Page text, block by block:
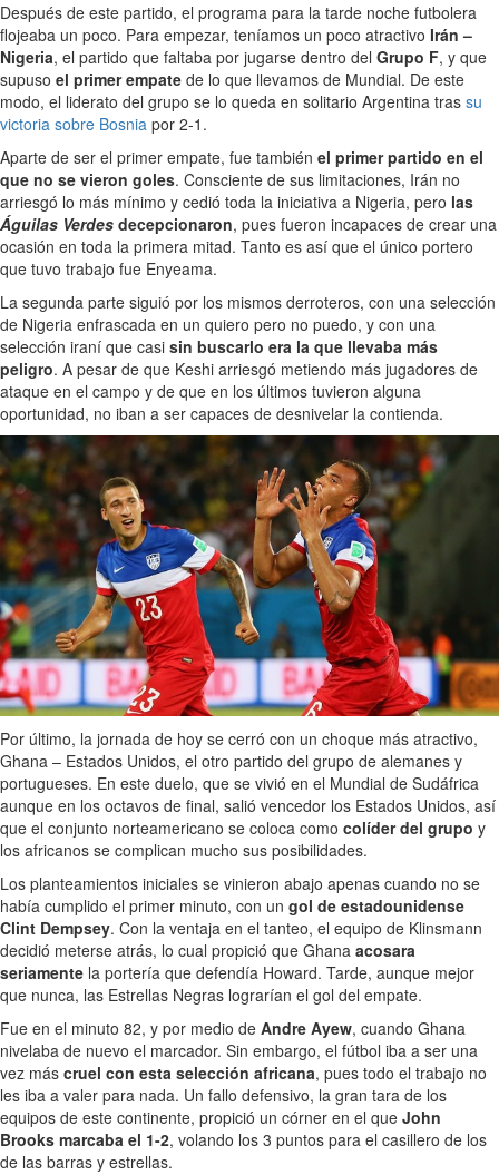
Después de este partido, el programa para la tarde noche futbolera
flojeaba un poco. Para empezar, teníamos un poco atractivo Irán –
Nigeria, el partido que faltaba por jugarse dentro del Grupo F, y que
supuso el primer empate de lo que llevamos de Mundial. De este
modo, el liderato del grupo se lo queda en solitario Argentina tras su
victoria sobre Bosnia por 2-1.
Aparte de ser el primer empate, fue también el primer partido en el
que no se vieron goles. Consciente de sus limitaciones, Irán no
arriesgó lo más mínimo y cedió toda la iniciativa a Nigeria, pero las
Águilas Verdes decepcionaron, pues fueron incapaces de crear una
ocasión en toda la primera mitad. Tanto es así que el único portero
que tuvo trabajo fue Enyeama.
La segunda parte siguió por los mismos derroteros, con una selección
de Nigeria enfrascada en un quiero pero no puedo, y con una
selección iraní que casi sin buscarlo era la que llevaba más
peligro. A pesar de que Keshi arriesgó metiendo más jugadores de
ataque en el campo y de que en los últimos tuvieron alguna
oportunidad, no iban a ser capaces de desnivelar la contienda.
Por último, la jornada de hoy se cerró con un choque más atractivo,
Ghana – Estados Unidos, el otro partido del grupo de alemanes y
portugueses. En este duelo, que se vivió en el Mundial de Sudáfrica
aunque en los octavos de final, salió vencedor los Estados Unidos, así
que el conjunto norteamericano se coloca como colíder del grupo y
los africanos se complican mucho sus posibilidades.
Los planteamientos iniciales se vinieron abajo apenas cuando no se
había cumplido el primer minuto, con un gol de estadounidense
Clint Dempsey. Con la ventaja en el tanteo, el equipo de Klinsmann
decidió meterse atrás, lo cual propició que Ghana acosara
seriamente la portería que defendía Howard. Tarde, aunque mejor
que nunca, las Estrellas Negras lograrían el gol del empate.
Fue en el minuto 82, y por medio de Andre Ayew, cuando Ghana
nivelaba de nuevo el marcador. Sin embargo, el fútbol iba a ser una
vez más cruel con esta selección africana, pues todo el trabajo no
les iba a valer para nada. Un fallo defensivo, la gran tara de los
equipos de este continente, propició un córner en el que John
Brooks marcaba el 1-2, volando los 3 puntos para el casillero de los
de las barras y estrellas.